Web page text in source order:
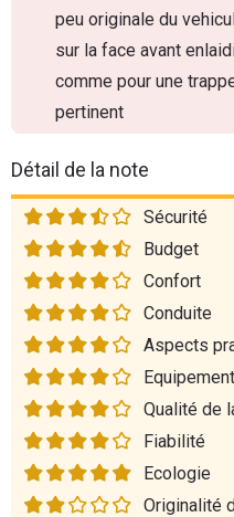
peu originale du
sur la face avant
comme pour une
pertinent
Détail de la note
Sécurité
Budget
Confort
Conduite
Aspects
Qualité de
Fiabilité
Ecologie
Originalité